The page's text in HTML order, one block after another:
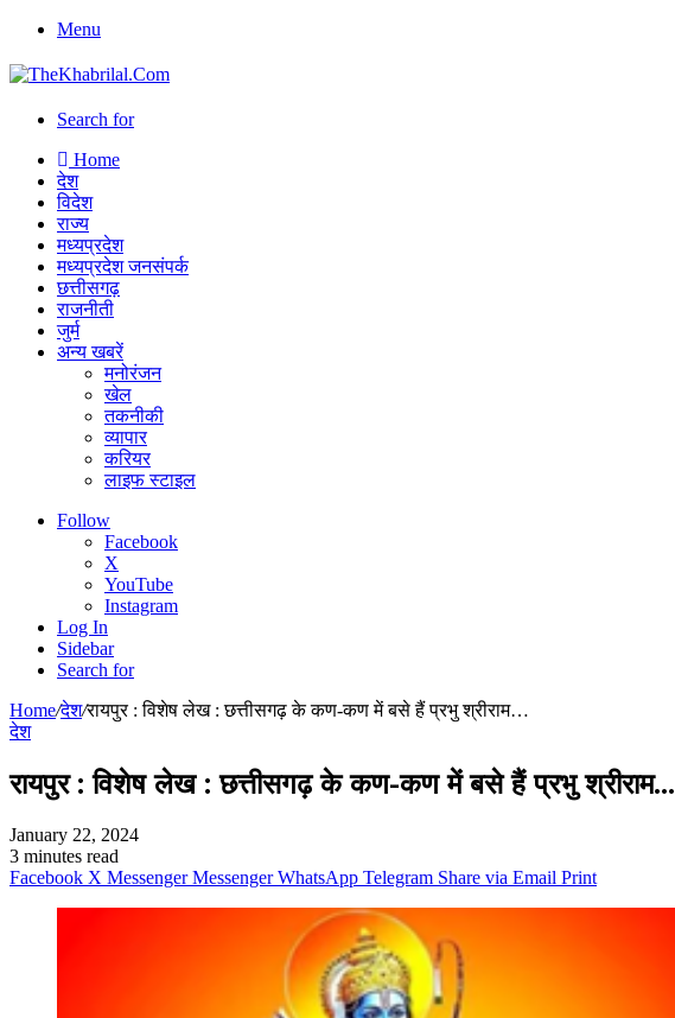
Menu
Search for
Home
देश
विदेश
राज्य
मध्यप्रदेश
मध्यप्रदेश जनसंपर्क
छत्तीसगढ़
राजनीती
जुर्म
अन्य खबरें
मनोरंजन
खेल
तकनीकी
व्यापार
करियर
लाइफ स्टाइल
Follow
Facebook
X
YouTube
Instagram
Log In
Sidebar
Search for
Home/देश/रायपुर : विशेष लेख : छत्तीसगढ़ के कण-कण में बसे हैं प्रभु श्रीराम…
देश
रायपुर : विशेष लेख : छत्तीसगढ़ के कण-कण में बसे हैं प्रभु श्रीराम…
January 22, 2024
3 minutes read
Facebook X Messenger Messenger WhatsApp Telegram Share via Email Print